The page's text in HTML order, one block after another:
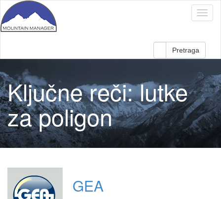
Pretraga
Ključne reči:lutke
za poligon
GEA